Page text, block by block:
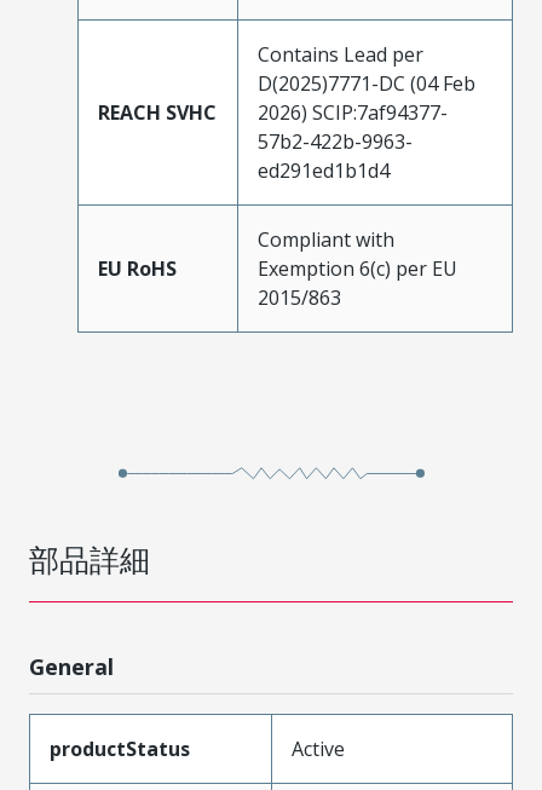
REACH SVHC
Contains Lead per
D(2025)7771-DC (04 Feb
2026) SCIP:7af94377-
57b2-422b-9963-
ed291ed1b1d4
EU RoHS
Compliant with
Exemption 6(c) per EU
2015/863
部品詳細
General
productStatus Active